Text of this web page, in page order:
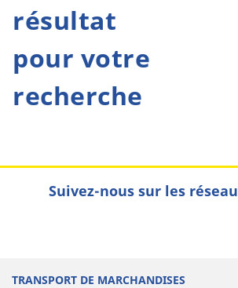
résultat
pour votre
recherche
Suivez-nous sur les
TRANSPORT DE MARCHANDISES